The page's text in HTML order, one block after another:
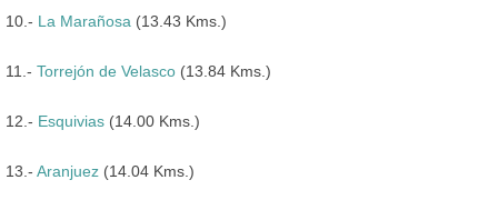
10.- La Marañosa (13.43 Kms.)
11.- Torrejón de Velasco (13.84 Kms.)
12.- Esquivias (14.00 Kms.)
13.- Aranjuez (14.04 Kms.)